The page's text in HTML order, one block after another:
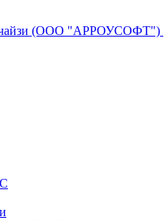
(ООО "АРРОУСОФТ")